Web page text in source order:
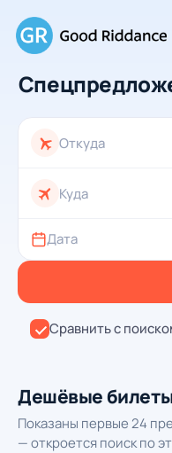
Дата
Сравнить с
Дешёвые
Показаны первые 24
— откроется поиск по